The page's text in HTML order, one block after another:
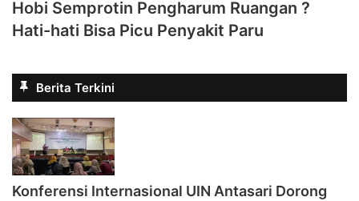
Hobi Semprotin Pengharum Ruangan ?
Hati-hati Bisa Picu Penyakit Paru
Berita Terkini
Konferensi Internasional UIN Antasari Dorong